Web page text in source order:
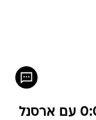
שחקניו של פרגוסון הסתפקו בתיקו 0:0 עם ארסנל